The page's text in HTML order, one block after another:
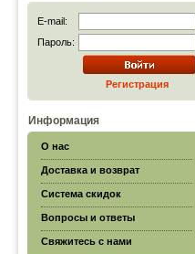
E-mail:
Пароль:
Регистрация
Информация
О нас
Доставка и возврат
Система скидок
Вопросы и ответы
Свяжитесь с нами